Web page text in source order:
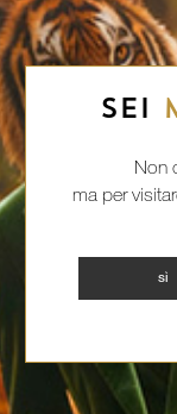
SEI
Non
ma per
SÌ